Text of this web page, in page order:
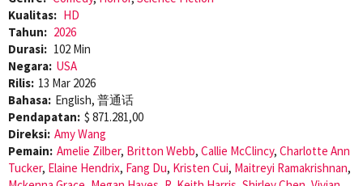
Kualitas: HD
Tahun: 2026
Durasi: 102 Min
Negara: USA
Rilis: 13 Mar 2026
Bahasa: English, 普通话
Pendapatan: $ 871.281,00
Direksi: Amy Wang
Pemain: Amelie Zilber, Britton Webb, Callie McClincy, Charlotte Ann
Tucker, Elaine Hendrix, Fang Du, Kristen Cui, Maitreyi Ramakrishnan,